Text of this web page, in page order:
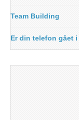
Team Building
Er din telefon gået